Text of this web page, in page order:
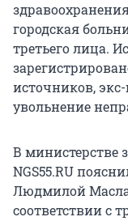
городская
третьего лица.
источников,
увольнение
В министерстве
NGS55.RU
Людмилой
соответствии с